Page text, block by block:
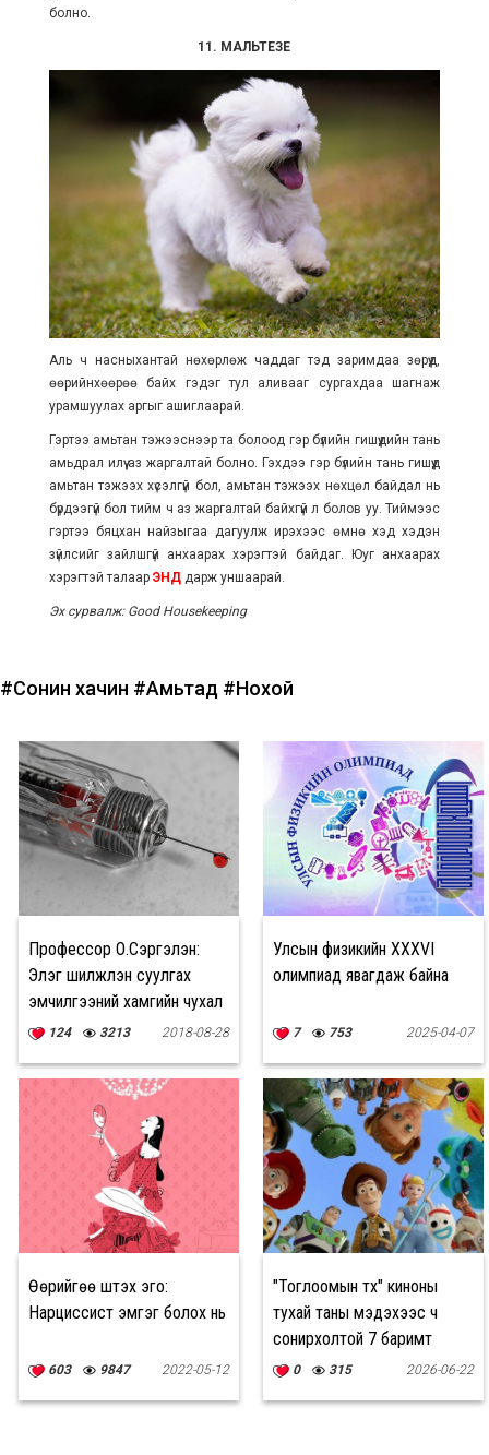
болно.
11. МАЛЬТЕЗЕ
Аль ч насныхантай нөхөрлөж чаддаг тэд заримдаа зөрүүд,
өөрийнхөөрөө байх гэдэг тул аливааг сургахдаа шагнаж
урамшуулах аргыг ашиглаарай.
Гэртээ амьтан тэжээснээр та болоод гэр бүлийн гишүүдийн тань
амьдрал илүү аз жаргалтай болно. Гэхдээ гэр бүлийн тань гишүүд
амьтан тэжээх хүсэлгүй бол, амьтан тэжээх нөхцөл байдал нь
бүрдээгүй бол тийм ч аз жаргалтай байхгүй л болов уу. Тиймээс
гэртээ бяцхан найзыгаа дагуулж ирэхээс өмнө хэд хэдэн
зүйлсийг зайлшгүй анхаарах хэрэгтэй байдаг. Юуг анхаарах
хэрэгтэй талаар ЭНДдарж уншаарай.
Эх сурвалж: Good Housekeeping
#Сонин хачин #Амьтад #Нохой
Профессор О.Сэргэлэн:
Элэг шилжүүлэн суулгах
эмчилгээний хамгийн чухал
асуудлын нэг нь цус, цусан
124 3213 2018-08-28
Улсын физикийн XXXVI
олимпиад явагдаж байна
7 753 2025-04-07
Өөрийгөө шүтэх эго:
Нарциссист эмгэг болох нь
603 9847 2022-05-12
"Тоглоомын түүх" киноны
тухай таны мэдэхээс ч
сонирхолтой 7 баримт
0 315 2026-06-22